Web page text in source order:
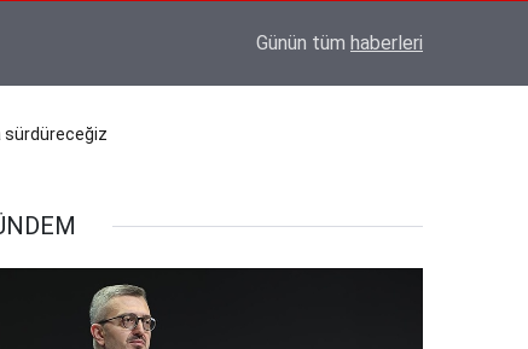
Yeni İletişim Vizyonu” başlıklı makales
Günün tüm haberleri
sürdüreceğiz